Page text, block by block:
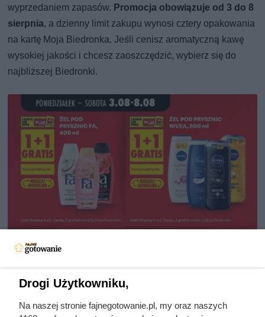
wyprzedaniem zapasów. Promocja obowiązuje od 3 do 8
sierpnia, a dzienny limit zakupu wynosi cztery opakowania
na kartę Moja Biedronka. Jeśli cenisz aromatyczną kawę
wysokiej jakości i chcesz zaoszczędzić, wybierz się do
najbliższej Biedronki.
Drogi Użytkowniku,
Na naszej stronie fajnegotowanie.pl, my oraz naszych